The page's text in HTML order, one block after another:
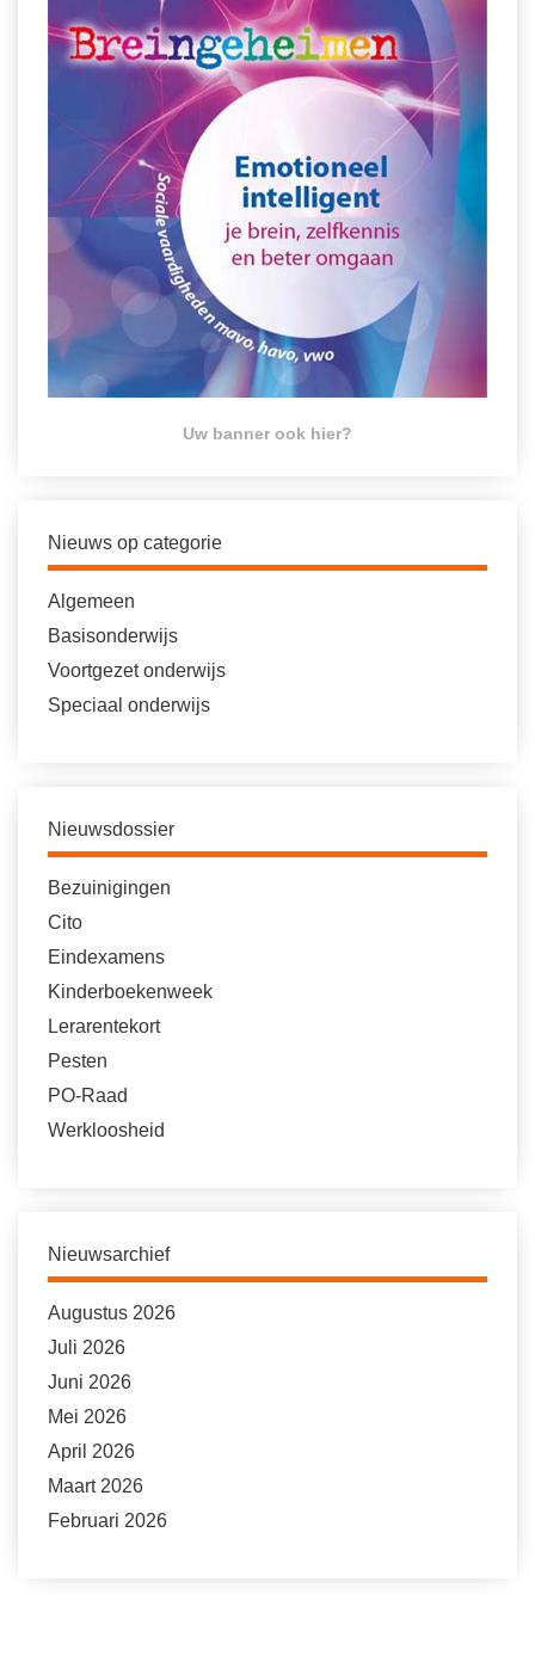
Spelletjes
Sprookjes
Startpagina onderwijs
Tweede Wereldoorlog
Studieschuld & Hypotheek
Middelbare school niveaus
Studenten laptop
Docentenplein nieuwsbrief
Nieuwsbrief archief
Onderwijs CV
Schoolvakanties
Huiswerkbegeleiding
Huiswerkbegeleider zoeken
Uw banner ook hier?
Nieuws op categorie
Algemeen
Basisonderwijs
Voortgezet onderwijs
Speciaal onderwijs
Nieuwsdossier
Bezuinigingen
Cito
Eindexamens
Kinderboekenweek
Lerarentekort
Pesten
PO-Raad
Werkloosheid
Nieuwsarchief
Augustus 2026
Juli 2026
Juni 2026
Mei 2026
April 2026
Maart 2026
Februari 2026